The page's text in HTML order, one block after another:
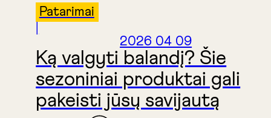
Patarimai
2026 04 09
Ką valgyti balandį? Šie
sezoniniai produktai gali
pakeisti jūsų savijautą